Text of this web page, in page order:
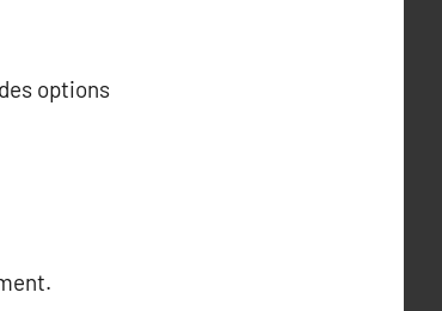
options